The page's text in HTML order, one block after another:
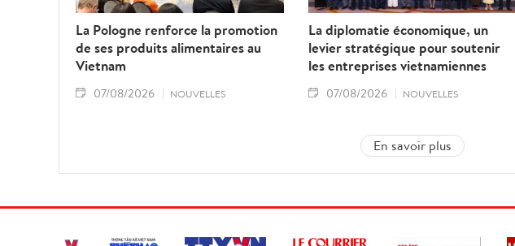
La Pologne renforce la promotion
de ses produits alimentaires au
Vietnam
07/08/2026 NOUVELLES
La diplomatie économique, un
levier stratégique pour soutenir
les entreprises vietnamiennes
07/08/2026 NOUVELLES
En savoir plus